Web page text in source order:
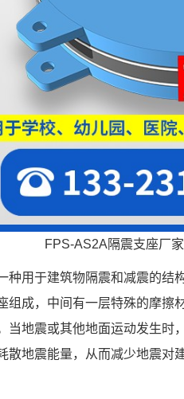
FPS-AS2A隔震支座厂家
种用于建筑物隔震和减震的结
组成，中间有一层特殊的摩擦
当地震或其他地面运动发生时
散地震能量，从而减少地震对